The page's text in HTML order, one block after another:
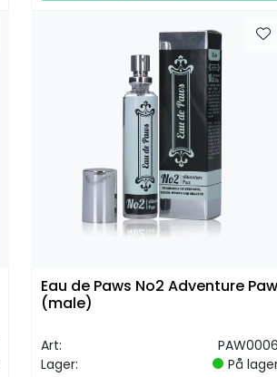
Eau de Paws No2 Adventure Paw
(male)
Art:
Lager:
På